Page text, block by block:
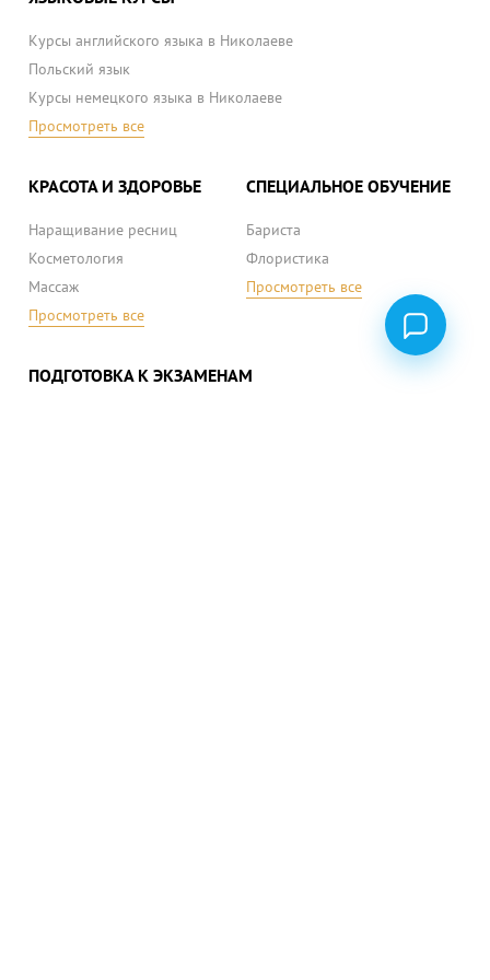
Курсы английского языка в Николаеве
Польский язык
Курсы немецкого языка в Николаеве
Просмотреть все
КРАСОТА И ЗДОРОВЬЕ
Наращивание ресниц
Косметология
Массаж
Просмотреть все
СПЕЦИАЛЬНОЕ ОБУЧЕНИЕ
Бариста
Флористика
Просмотреть все
ПОДГОТОВКА К ЭКЗАМЕНАМ